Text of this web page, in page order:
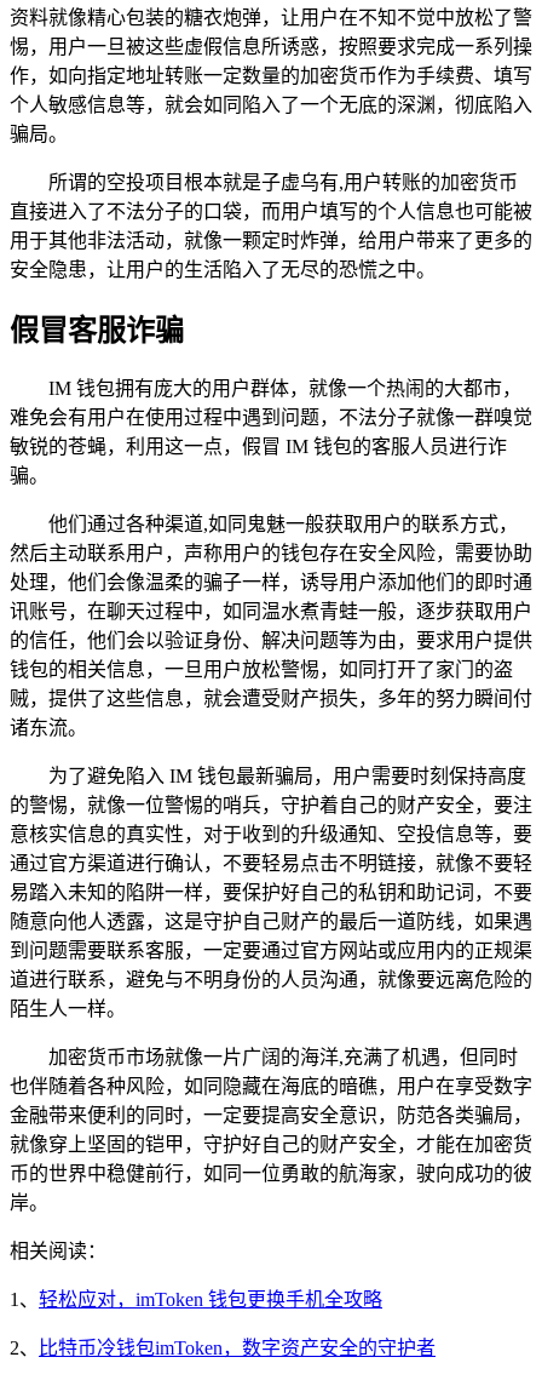
资料就像精心包装的糖衣炮弹，让用户在不知不觉中放松了警
惕，用户一旦被这些虚假信息所诱惑，按照要求完成一系列操
作，如向指定地址转账一定数量的加密货币作为手续费、填写
个人敏感信息等，就会如同陷入了一个无底的深渊，彻底陷入
骗局。
所谓的空投项目根本就是子虚乌有,用户转账的加密货币
直接进入了不法分子的口袋，而用户填写的个人信息也可能被
用于其他非法活动，就像一颗定时炸弹，给用户带来了更多的
安全隐患，让用户的生活陷入了无尽的恐慌之中。
假冒客服诈骗
IM 钱包拥有庞大的用户群体，就像一个热闹的大都市，
难免会有用户在使用过程中遇到问题，不法分子就像一群嗅觉
敏锐的苍蝇，利用这一点，假冒 IM 钱包的客服人员进行诈
骗。
他们通过各种渠道,如同鬼魅一般获取用户的联系方式，
然后主动联系用户，声称用户的钱包存在安全风险，需要协助
处理，他们会像温柔的骗子一样，诱导用户添加他们的即时通
讯账号，在聊天过程中，如同温水煮青蛙一般，逐步获取用户
的信任，他们会以验证身份、解决问题等为由，要求用户提供
钱包的相关信息，一旦用户放松警惕，如同打开了家门的盗
贼，提供了这些信息，就会遭受财产损失，多年的努力瞬间付
诸东流。
为了避免陷入 IM 钱包最新骗局，用户需要时刻保持高度
的警惕，就像一位警惕的哨兵，守护着自己的财产安全，要注
意核实信息的真实性，对于收到的升级通知、空投信息等，要
通过官方渠道进行确认，不要轻易点击不明链接，就像不要轻
易踏入未知的陷阱一样，要保护好自己的私钥和助记词，不要
随意向他人透露，这是守护自己财产的最后一道防线，如果遇
到问题需要联系客服，一定要通过官方网站或应用内的正规渠
道进行联系，避免与不明身份的人员沟通，就像要远离危险的
陌生人一样。
加密货币市场就像一片广阔的海洋,充满了机遇，但同时
也伴随着各种风险，如同隐藏在海底的暗礁，用户在享受数字
金融带来便利的同时，一定要提高安全意识，防范各类骗局，
就像穿上坚固的铠甲，守护好自己的财产安全，才能在加密货
币的世界中稳健前行，如同一位勇敢的航海家，驶向成功的彼
岸。
相关阅读：
1、 轻松应对，imToken 钱包更换手机全攻略
2、 比特币冷钱包imToken，数字资产安全的守护者